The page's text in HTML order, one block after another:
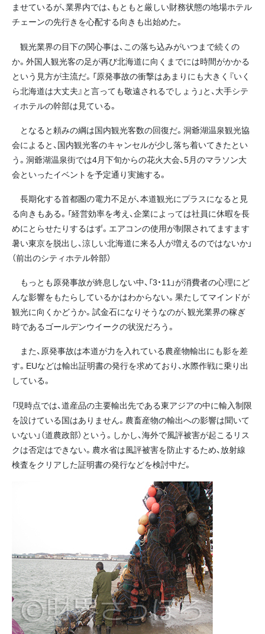
ませているが、業界内では、もともと厳しい財務状態の地場ホテル
チェーンの先行きを心配する向きも出始めた。
観光業界の目下の関心事は、この落ち込みがいつまで続くの
か。外国人観光客の足が再び北海道に向くまでには時間がかかる
という見方が主流だ。「原発事故の衝撃はあまりにも大きく『いく
ら北海道は大丈夫』と言っても敬遠されるでしょう」と、大手シテ
ィホテルの幹部は見ている。
となると頼みの綱は国内観光客数の回復だ。洞爺湖温泉観光協
会によると、国内観光客のキャンセルが少し落ち着いてきたとい
う。洞爺湖温泉街では4月下旬からの花火大会、5月のマラソン大
会といったイベントを予定通り実施する。
長期化する首都圏の電力不足が、本道観光にプラスになると見
る向きもある。「経営効率を考え、企業によっては社員に休暇を長
めにとらせたりするはず。エアコンの使用が制限されてますます
暑い東京を脱出し、涼しい北海道に来る人が増えるのではないか」
（前出のシティホテル幹部）
もっとも原発事故が終息しない中、「3・11」が消費者の心理にど
んな影響をもたらしているかはわからない。果たしてマインドが
観光に向くかどうか。試金石になりそうなのが、観光業界の稼ぎ
時であるゴールデンウイークの状況だろう。
また、原発事故は本道が力を入れている農産物輸出にも影を差
す。EUなどは輸出証明書の発行を求めており、水際作戦に乗り出
している。
「現時点では、道産品の主要輸出先である東アジアの中に輸入制限
を設けている国はありません。農畜産物の輸出への影響は聞いて
いない」（道農政部）という。しかし、海外で風評被害が起こるリス
クは否定はできない。農水省は風評被害を防止するため、放射線
検査をクリアした証明書の発行などを検討中だ。